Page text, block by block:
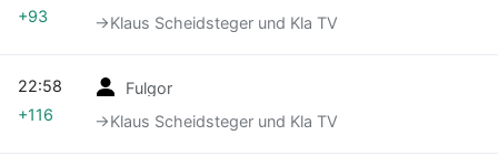
→‎Klaus Scheidsteger und Kla TV
+93
Fulgor
→‎Klaus Scheidsteger und Kla TV
22:58
+116